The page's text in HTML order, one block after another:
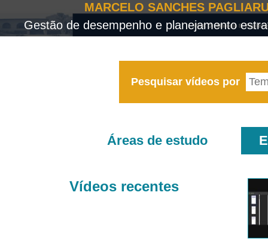
MARCELO SANCHES
Gestão de desempenho e planejamento
Pesquisar vídeos por
Áreas de estudo
Vídeos recentes